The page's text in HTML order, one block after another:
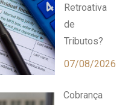
Retroativa
de
Tributos?
07/08/2026
Cobrança